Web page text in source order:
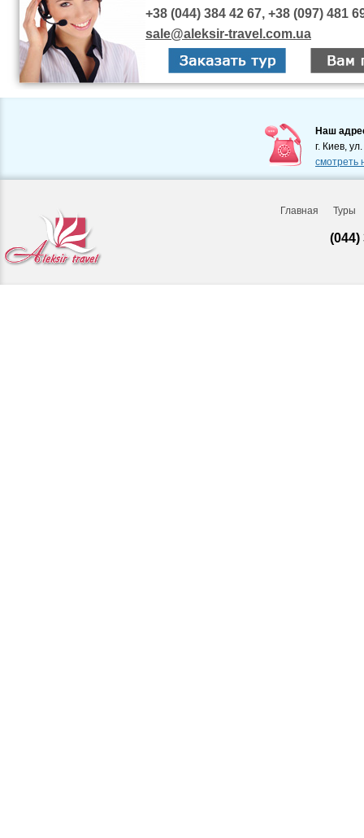
+38 (044) 384 42 67, +38 (097) 481
sale@aleksir-travel.com.ua
Наш
г. Киев,
смотреть
Главная Туры
(044)